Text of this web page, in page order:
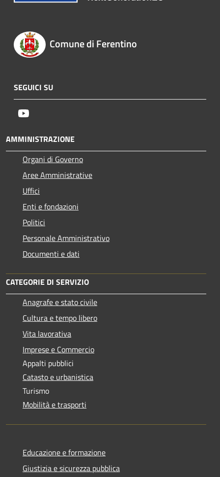
Comune di Ferentino
SEGUICI SU
AMMINISTRAZIONE
Organi di Governo
Aree Amministrative
Uffici
Enti e fondazioni
Politici
Personale Amministrativo
Documenti e dati
CATEGORIE DI SERVIZIO
Anagrafe e stato civile
Cultura e tempo libero
Vita lavorativa
Imprese e Commercio
Appalti pubblici
Catasto e urbanistica
Turismo
Mobilità e trasporti
Educazione e formazione
Giustizia e sicurezza pubblica